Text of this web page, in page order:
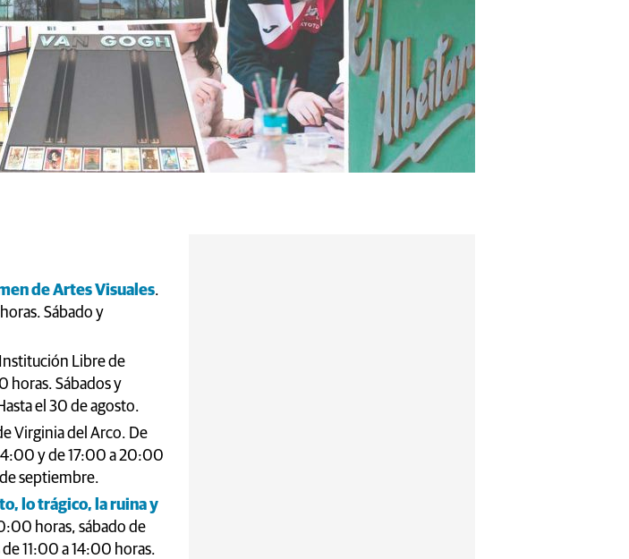
de Artes Visuales.
Sábado y
Libre de
horas. Sábados y
el 30 de agosto.
Virginia del Arco. De
y de 17:00 a 20:00
septiembre.
lo trágico, la ruina y
horas, sábado de
11:00 a 14:00 horas.